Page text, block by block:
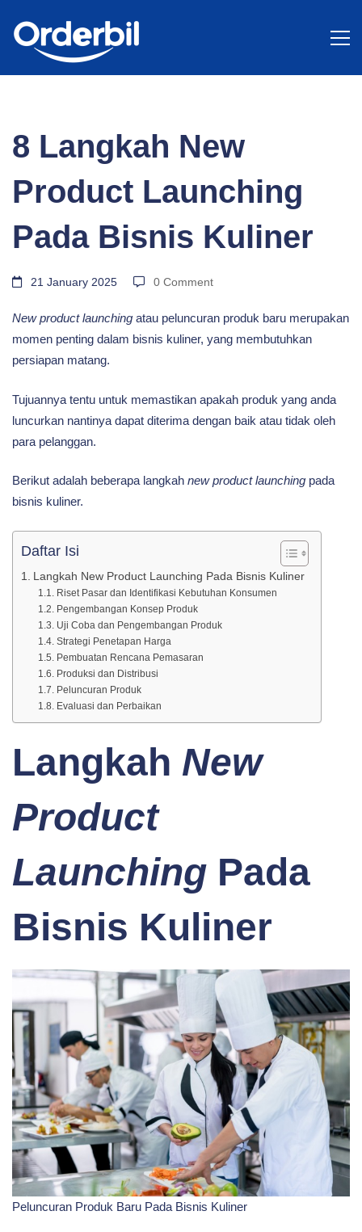
8
Langkah
New
Product
Launching
Pada
Bisnis
Kuliner
8 Langkah New
Product Launching
Pada Bisnis Kuliner
21 January 2025 0 Comment
New product launching atau peluncuran produk baru merupakan
momen penting dalam bisnis kuliner, yang membutuhkan
persiapan matang.
Tujuannya tentu untuk memastikan apakah produk yang anda
luncurkan nantinya dapat diterima dengan baik atau tidak oleh
para pelanggan.
Berikut adalah beberapa langkah new product launching pada
bisnis kuliner.
Daftar Isi
Langkah New Product Launching Pada Bisnis Kuliner
Riset Pasar dan Identifikasi Kebutuhan Konsumen
Pengembangan Konsep Produk
Uji Coba dan Pengembangan Produk
Strategi Penetapan Harga
Pembuatan Rencana Pemasaran
Produksi dan Distribusi
Peluncuran Produk
Evaluasi dan Perbaikan
Langkah New
Product
Launching Pada
Bisnis Kuliner
Peluncuran Produk Baru Pada Bisnis Kuliner